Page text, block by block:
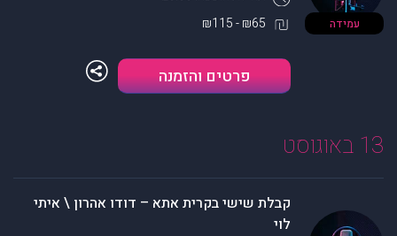
עמידה ₪65 - ₪115
פרטים והזמנה
13 באוגוסט
קבלת שישי בקרית אתא – דודו אהרון \ איתי
לוי